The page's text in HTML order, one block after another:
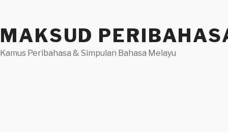
MAKSUD
Kamus Peribahasa & Simpulan Bahasa Melayu